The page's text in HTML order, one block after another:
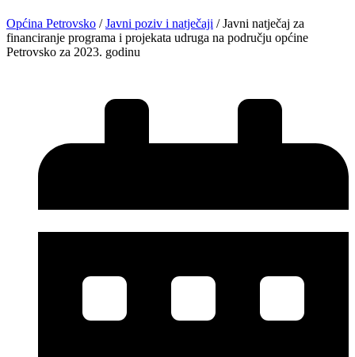
Općina Petrovsko /Javni poziv i natječaji /Javni natječaj za
financiranje programa i projekata udruga na području općine
Petrovsko za 2023. godinu